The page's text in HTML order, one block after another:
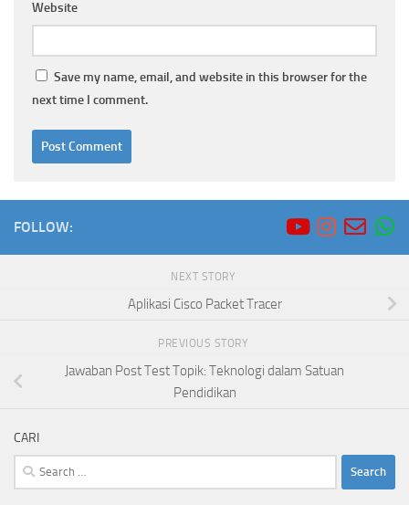
Website
Save my name, email, and website in this browser for the
next time I comment.
FOLLOW:
NEXT STORY
Aplikasi Cisco Packet Tracer
PREVIOUS STORY
Jawaban Post Test Topik: Teknologi dalam Satuan
Pendidikan
CARI
Search
for: